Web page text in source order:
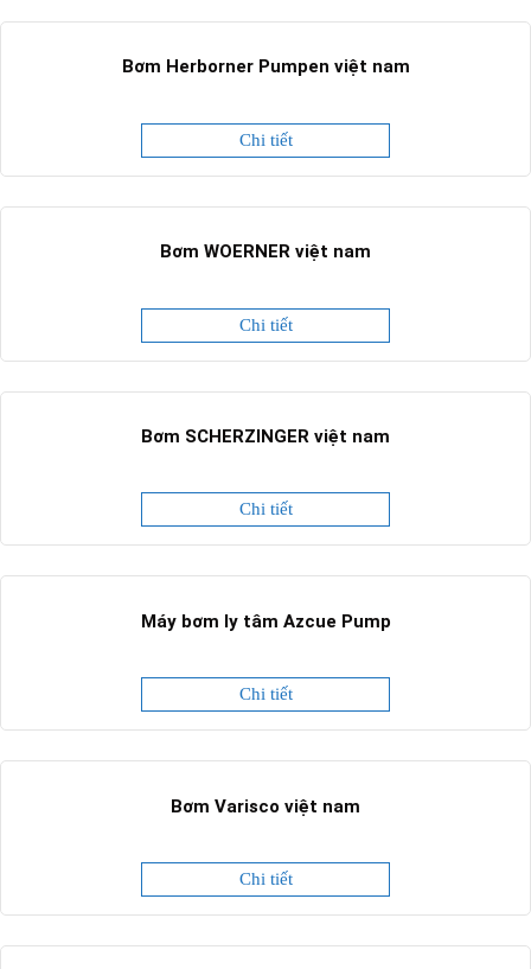
Bơm Herborner Pumpen việt nam
Chi tiết
Bơm WOERNER việt nam
Chi tiết
Bơm SCHERZINGER việt nam
Chi tiết
Máy bơm ly tâm Azcue Pump
Chi tiết
Bơm Varisco việt nam
Chi tiết